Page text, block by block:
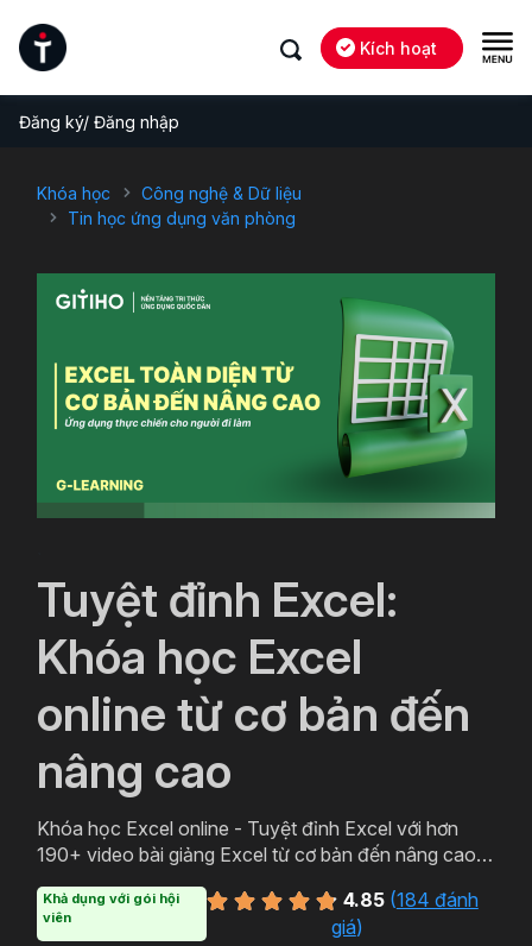
Kích hoạt
Đăng ký/ Đăng nhập
Khóa học
Công nghệ & Dữ liệu
Tin học ứng dụng văn phòng
Tuyệt đỉnh Excel:
Khóa học Excel
online từ cơ bản đến
nâng cao
Khóa học Excel online - Tuyệt đỉnh Excel với hơn
190+ video bài giảng Excel từ cơ bản đến nâng cao
phát triển tư duy tổ chức dữ liệu Excel, xây dựng báo
cáo trên Excel.
Khả dụng với gói hội
viên
4.85(184 đánh
giá)